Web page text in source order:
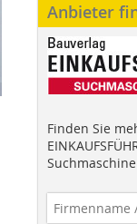
Anbieter
Finden Sie